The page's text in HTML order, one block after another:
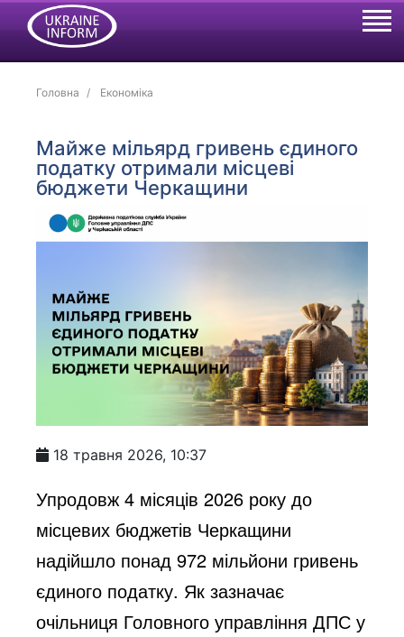
Головна Економіка
Майже мільярд гривень єдиного
податку отримали місцеві
бюджети Черкащини
18 травня 2026, 10:37
Упродовж 4 місяців 2026 року до
місцевих бюджетів Черкащини
надійшло понад 972 мільйони гривень
єдиного податку. Як зазначає
очільниця Головного управління ДПС у